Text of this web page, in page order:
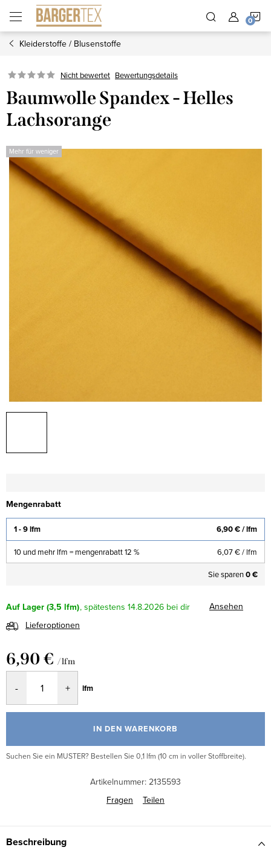
Inhalt
springen
Kleiderstoffe / Blusenstoffe
Nicht bewertet Bewertungsdetails
Baumwolle Spandex - Helles
Lachsorange
Mehr für weniger
Mengenrabatt
1 - 9 lfm 6,90 €/ lfm
10 und mehr lfm = mengenrabatt 12 % 6,07 €/ lfm
Sie sparen0 €
Auf Lager (3,5 lfm) 14.8.2026
Ansehen
Lieferoptionen
6,90 € / lfm
lfm
IN DEN WARENKORB
Suchen Sie ein MUSTER? Bestellen Sie 0,1 lfm (10 cm in voller Stoffbreite).
Artikelnummer: 2135593
Fragen
Teilen
Beschreibung